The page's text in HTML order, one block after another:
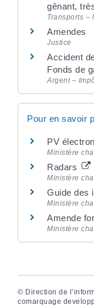
gênant,
Transports –
Amendes
Justice
Accident
Fonds de
Argent –
Pour en savoir
PV
Ministère
Radars
Ministère
Guide des
Ministère
Amende
Ministère
© Direction de
comarquage